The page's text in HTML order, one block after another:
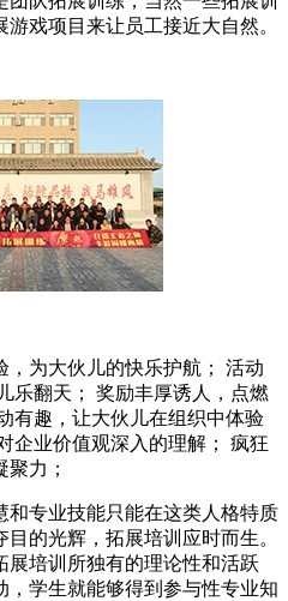
戏项目来让员工接近大自然。
，为大伙儿的快乐护航； 活动
乐翻天； 奖励丰厚诱人，点燃
有趣，让大伙儿在组织中体验
企业价值观深入的理解； 疯狂
力；
和专业技能只能在这类人格特质
的光辉，拓展培训应时而生。
展培训所独有的理论性和活跃
学生就能够得到参与性专业知